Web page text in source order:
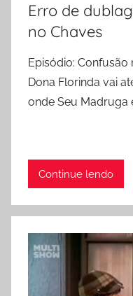
Erro de
no Chaves
Episódio: Confusão
Dona Florinda vai
onde Seu Madruga
Continue lendo